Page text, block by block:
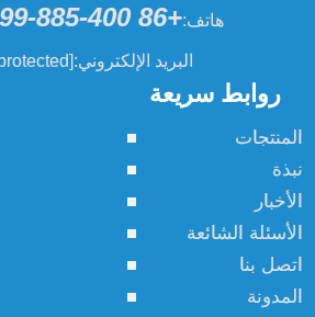
روابط سريعة
المنتجات
نبذة
الأخبار
الأسئلة الشائعة
اتصل بنا
المدونة
هاتف:+86 400-885-9599
البريد الإلكتروني:[email protected]